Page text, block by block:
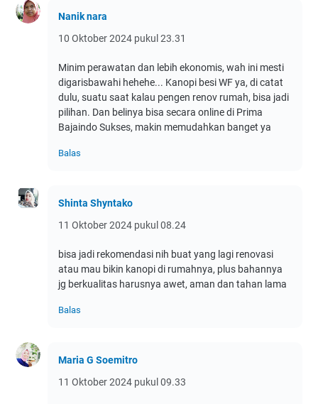
Nanik nara
10 Oktober 2024 pukul 23.31
Minim perawatan dan lebih ekonomis, wah ini mesti
digarisbawahi hehehe... Kanopi besi WF ya, di catat
dulu, suatu saat kalau pengen renov rumah, bisa jadi
pilihan. Dan belinya bisa secara online di Prima
Bajaindo Sukses, makin memudahkan banget ya
Balas
Shinta Shyntako
11 Oktober 2024 pukul 08.24
bisa jadi rekomendasi nih buat yang lagi renovasi
atau mau bikin kanopi di rumahnya, plus bahannya
jg berkualitas harusnya awet, aman dan tahan lama
Balas
Maria G Soemitro
11 Oktober 2024 pukul 09.33